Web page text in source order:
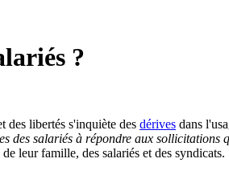
?
des libertés s'inquiète des dérives dans
salariés à répondre aux sollicitations
leur famille, des salariés et des syndicats.